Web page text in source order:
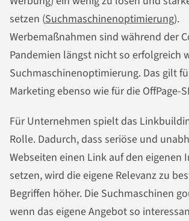
setzen (Suchmaschinenoptimierung).
Werbemaßnahmen sind während der
Pandemien längst nicht so erfolgreich
Suchmaschinenoptimierung. Das gilt
Marketing ebenso wie für die OffPage-
Für Unternehmen spielt das
Rolle. Dadurch, dass seriöse und
Webseiten einen Link auf den
setzen, wird die eigene Relevanz zu
Begriffen höher. Die Suchmaschinen
wenn das eigene Angebot so